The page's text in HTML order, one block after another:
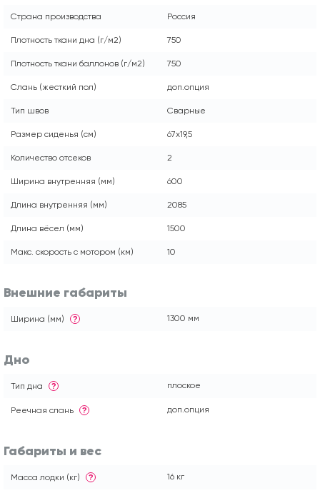
Страна производства Россия
Плотность ткани дна (г/м2) 750
Плотность ткани баллонов (г/м2) 750
Слань (жесткий пол) доп.опция
Тип швов Сварные
Размер сиденья (см) 67x19,5
Количество отсеков 2
Ширина внутренняя (мм) 600
Длина внутренняя (мм) 2085
Длина вёсел (мм) 1500
Макс. скорость с мотором (км) 10
Внешние габариты
Ширина (мм) ? 1300 мм
Дно
Тип дна ? плоское
Реечная слань ? доп.опция
Габариты и вес
Масса лодки (кг) ? 16 кг